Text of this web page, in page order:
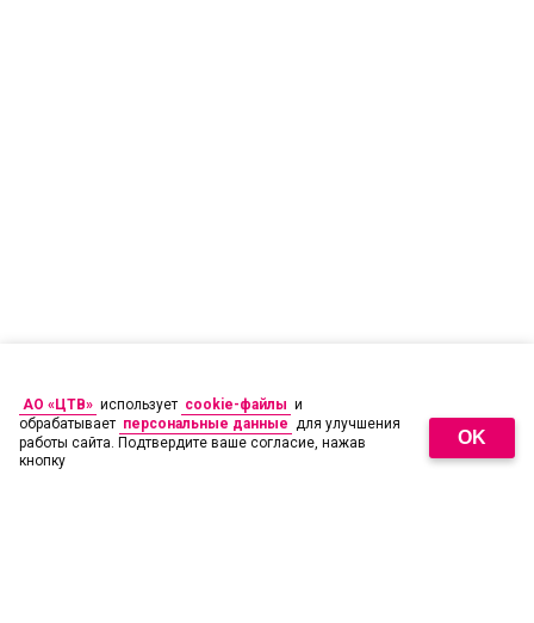
АО «ЦТВ» использует cookie-файлы и
обрабатывает персональные данные для улучшения
работы сайта. Подтвердите ваше согласие, нажав
кнопку
OK